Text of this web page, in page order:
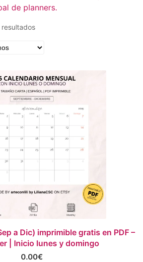
de planners.
resultadosOrdenado
los
a Dic) imprimible gratis en PDF –
| Inicio lunes y domingo
0.00€